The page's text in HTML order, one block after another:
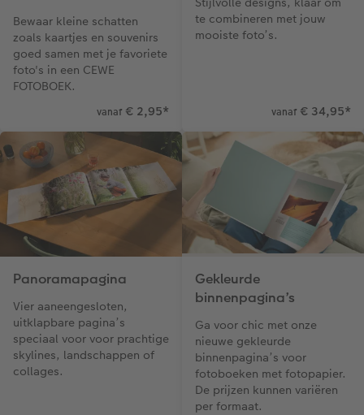
Bewaar kleine schatten
zoals kaartjes en souvenirs
goed samen met je favoriete
foto's in een CEWE
FOTOBOEK.
vanaf € 2,95*
te combineren met jouw
mooiste foto’s.
vanaf € 34,95*
Panoramapagina
Vier aaneengesloten,
uitklapbare pagina’s
speciaal voor voor prachtige
skylines, landschappen of
collages.
Gekleurde
binnenpagina’s
Ga voor chic met onze
nieuwe gekleurde
binnenpagina’s voor
fotoboeken met fotopapier.
De prijzen kunnen variëren
per formaat.